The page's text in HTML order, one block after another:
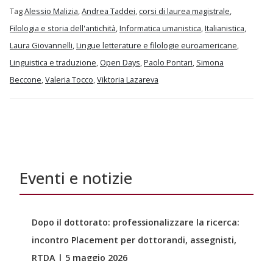
TagAlessio Malizia,Andrea Taddei, corsi di laurea magistrale,
Filologia e storia dell'antichità,Informatica umanistica,Italianistica,
Laura Giovannelli,Lingue letterature e filologie euroamericane,
Linguistica e traduzione, Open Days,Paolo Pontari, Simona
Beccone,Valeria Tocco,Viktoria Lazareva
Eventi e notizie
Dopo il dottorato: professionalizzare la ricerca:
incontro Placement per dottorandi, assegnisti,
RTDA | 5 maggio 2026